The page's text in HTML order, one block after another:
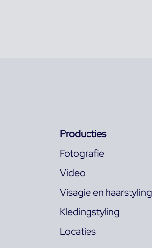
Producties
Fotografie
Video
Visagie en haarstyling
Kledingstyling
Locaties